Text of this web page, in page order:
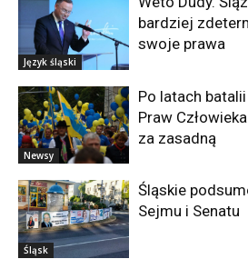
Język śląski
bardziej
swoje prawa
Newsy
Po latach
Praw
za zasadną
Śląsk
Śląskie
Sejmu i Senatu